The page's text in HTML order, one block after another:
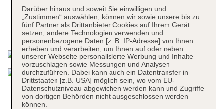
Das bietet Ihre Unterkunft
Darüber hinaus und soweit Sie einwilligen und
„Zustimmen“ auswählen, können wir sowie unsere bis zu
fünf Partner als Drittanbieter Cookies auf Ihrem Gerät
setzen, andere Technologien verwenden und
personenbezogene Daten [z. B. IP-Adresse] von Ihnen
erheben und verarbeiten, um Ihnen auf oder neben
unserer Webseite personalisierte Werbung und Inhalte
vorzuschlagen sowie Messungen und Analysen
durchzuführen. Dabei kann auch ein Datentransfer in
Drittstaaten [z.B. USA] möglich sein, wo vom EU-
Datenschutzniveau abgewichen werden kann und Zugriffe
von dortigen Behörden nicht ausgeschlossen werden
können.